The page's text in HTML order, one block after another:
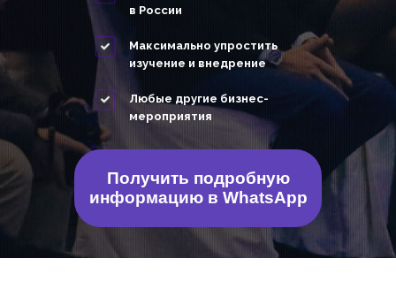
в России
Максимально упростить
изучение и внедрение
Любые другие бизнес-
мероприятия
Получить подробную
информацию в WhatsApp